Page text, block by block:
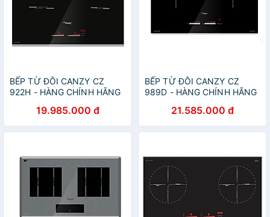
BẾP TỪ ĐÔI CANZY CZ
922H - HÀNG CHÍNH HÃNG
19.985.000 đ
BẾP TỪ ĐÔI CANZY CZ
989D - HÀNG CHÍNH HÃNG
21.585.000 đ